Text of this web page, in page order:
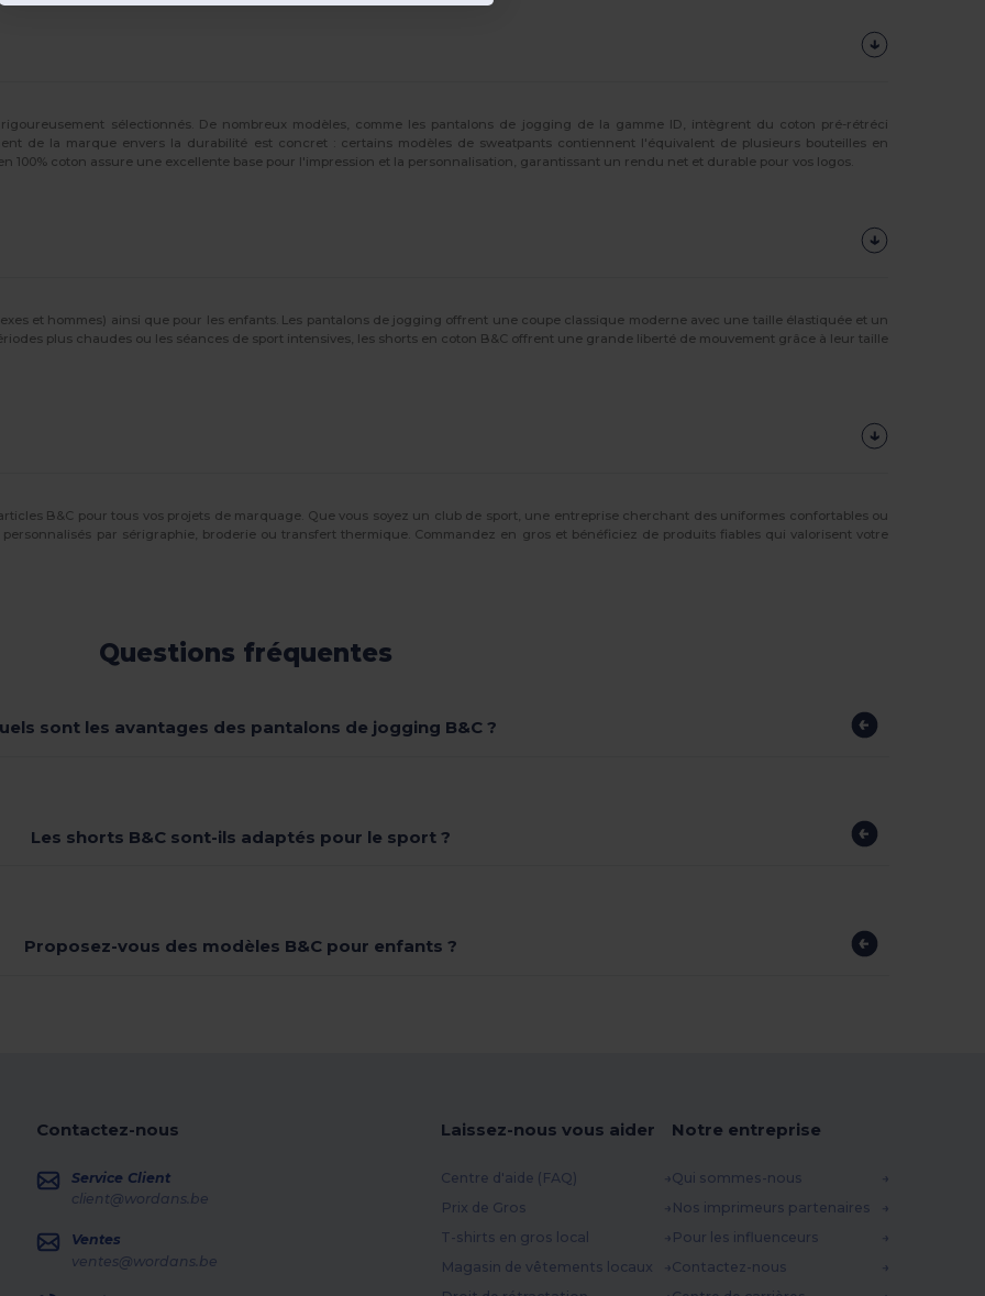
sélectionnés. De nombreux modèles, comme les pantalons de jogging de la gamme ID, intègrent du coton pré-rétréci
de la marque envers la durabilité est concret : certains modèles de sweatpants contiennent l'équivalent de plusieurs bouteilles en
100% coton assure une excellente base pour l'impression et la personnalisation, garantissant un rendu net et durable pour vos logos.
et hommes) ainsi que pour les enfants. Les pantalons de jogging offrent une coupe classique moderne avec une taille élastiquée et un
plus chaudes ou les séances de sport intensives, les shorts en coton B&C offrent une grande liberté de mouvement grâce à leur taille
B&C pour tous vos projets de marquage. Que vous soyez un club de sport, une entreprise cherchant des uniformes confortables ou
par sérigraphie, broderie ou transfert thermique. Commandez en gros et bénéficiez de produits fiables qui valorisent votre
Questions fréquentes
sont les avantages des pantalons de jogging B&C ?
Les shorts B&C sont-ils adaptés pour le sport ?
Proposez-vous des modèles B&C pour enfants ?
Contactez-nous
Service Client
client@wordans.be
Ventes
ventes@wordans.be
Laissez-nous vous aider
Centre d'aide (FAQ)
Prix de Gros
T-shirts en gros local
Magasin de vêtements locaux
Notre entreprise
Qui sommes-nous
Nos imprimeurs partenaires
Pour les influenceurs
Contactez-nous